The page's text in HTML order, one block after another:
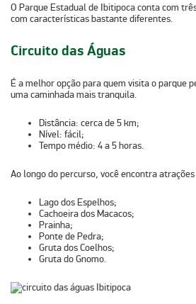
O Parque Estadual de Ibitipoca conta com
com características bastante diferentes.
Circuito das Águas
É a melhor opção para quem visita o parque
uma caminhada mais tranquila.
Distância: cerca de 5 km;
Nível: fácil;
Tempo médio: 4 a 5 horas.
Ao longo do percurso, você encontra
Lago dos Espelhos;
Cachoeira dos Macacos;
Prainha;
Ponte de Pedra;
Gruta dos Coelhos;
Gruta do Gnomo.